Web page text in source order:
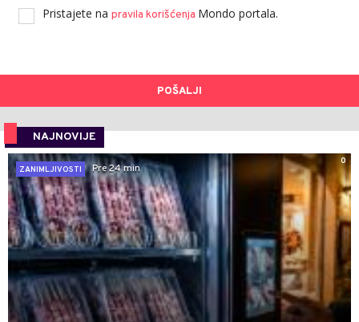
Pristajete na pravila korišćenja Mondo portala.
POŠALJI
NAJNOVIJE
0
ZANIMLJIVOSTI
Pre 24 min